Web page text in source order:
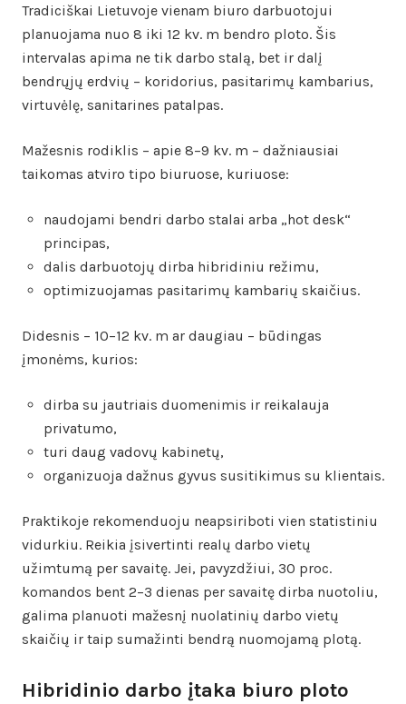
Tradiciškai Lietuvoje vienam biuro darbuotojui
planuojama nuo 8 iki 12 kv. m bendro ploto. Šis
intervalas apima ne tik darbo stalą, bet ir dalį
bendrųjų erdvių – koridorius, pasitarimų kambarius,
virtuvėlę, sanitarines patalpas.
Mažesnis rodiklis – apie 8–9 kv. m – dažniausiai
taikomas atviro tipo biuruose, kuriuose:
naudojami bendri darbo stalai arba „hot desk“
principas,
dalis darbuotojų dirba hibridiniu režimu,
optimizuojamas pasitarimų kambarių skaičius.
Didesnis – 10–12 kv. m ar daugiau – būdingas
įmonėms, kurios:
dirba su jautriais duomenimis ir reikalauja
privatumo,
turi daug vadovų kabinetų,
organizuoja dažnus gyvus susitikimus su klientais.
Praktikoje rekomenduoju neapsiriboti vien statistiniu
vidurkiu. Reikia įsivertinti realų darbo vietų
užimtumą per savaitę. Jei, pavyzdžiui, 30 proc.
komandos bent 2–3 dienas per savaitę dirba nuotoliu,
galima planuoti mažesnį nuolatinių darbo vietų
skaičių ir taip sumažinti bendrą nuomojamą plotą.
Hibridinio darbo įtaka biuro ploto